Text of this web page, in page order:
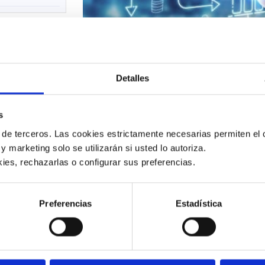
Detalles
terceros. Las cookies estrictamente necesarias permiten el
marketing solo se utilizarán si usted lo autoriza.
rechazarlas o configurar sus preferencias.
Preferencias Estadística
Características del Conector
de documentos